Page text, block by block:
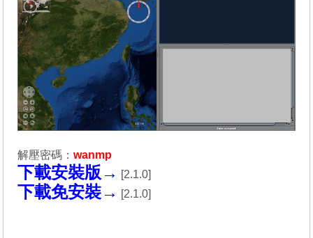
解壓密碼：wanmp
下載安裝版→ [2.1.0
下載免安裝→ [2.1.0